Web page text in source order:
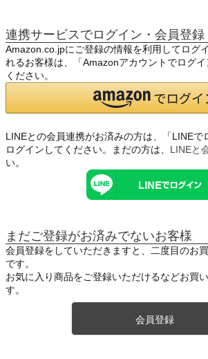
連携サービスでログイン・会員登録
Amazon.co.jpにご登録の情報を利用してログ
れるお客様は、「Amazonアカウントでログ
ください。
LINEとの会員連携がお済みの方は、「LINEで
ログインしてください。まだの方は、 LINEと
い。
まだご登録がお済みでないお客様
会員登録をしていただきますと、二度目のお
です。
お気に入り商品をご登録いただけるなどお買
す。
会員登録